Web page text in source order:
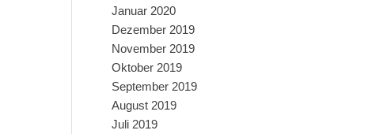
Januar 2020
Dezember 2019
November 2019
Oktober 2019
September 2019
August 2019
Juli 2019